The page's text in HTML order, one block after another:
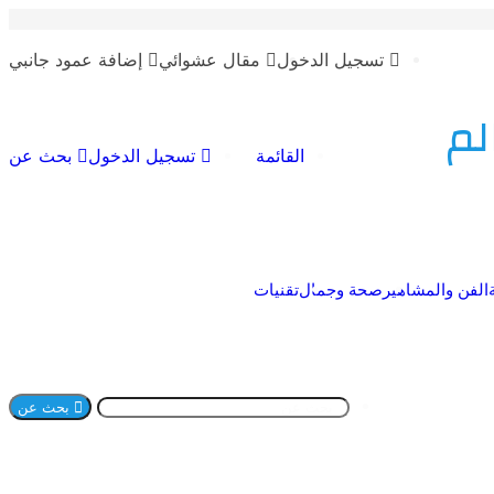
إضافة عمود جانبي مقال عشوائي تسجيل الدخول
بحث عن تسجيل الدخول القائمة
الفن والمشاهير صحة وجمالتقنيات
بحث عن